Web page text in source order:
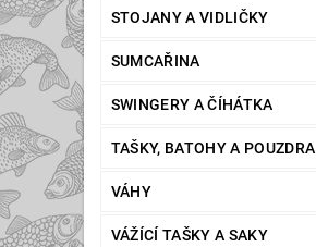
STOJANY A VIDLIČKY
SUMCAŘINA
SWINGERY A ČÍHÁTKA
TAŠKY, BATOHY A POUZDRA
VÁHY
VÁŽÍCÍ TAŠKY A SAKY